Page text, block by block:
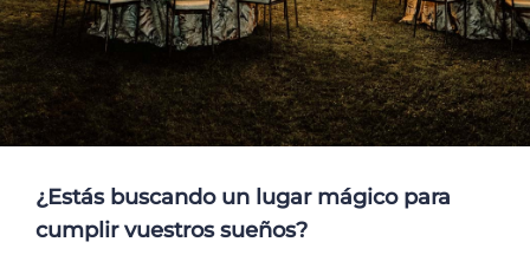
¿Estás buscando un lugar mágico para
cumplir vuestros sueños?